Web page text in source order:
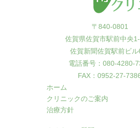
〒840-0801
佐賀県佐賀市駅前中央
佐賀新聞佐賀駅前ビル
電話番号：080-4280-
FAX：0952-27-
ホーム
クリニックのご案内
治療方針